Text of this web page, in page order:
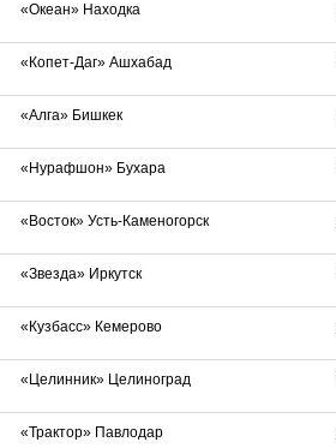
«Океан» Находка
«Копет-Даг» Ашхабад
«Алга» Бишкек
«Нурафшон» Бухара
«Восток» Усть-Каменогорск
«Звезда» Иркутск
«Кузбасс» Кемерово
«Целинник» Целиноград
«Трактор» Павлодар